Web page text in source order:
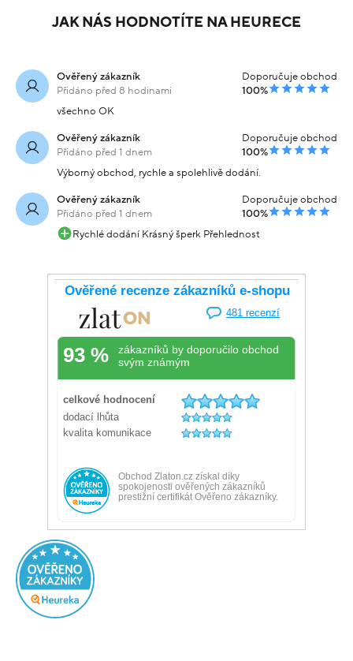
JAK NÁS HODNOTÍTE NA HEURECE
Ověřený zákazník
Přidáno před 8 hodinami
Doporučuje obchod
100%
všechno OK
Ověřený zákazník
Přidáno před 1 dnem
Doporučuje obchod
100%
Výborný obchod, rychle a spolehlivě dodání.
Ověřený zákazník
Přidáno před 1 dnem
Doporučuje obchod
100%
Rychlé dodání Krásný šperk Přehlednost